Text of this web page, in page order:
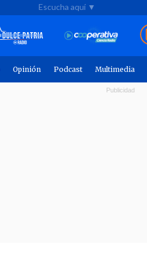
Escucha aquí ▼
Opinión Podcast Multimedia